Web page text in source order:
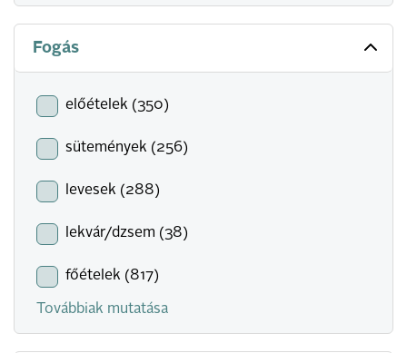
Fogás
előételek (350)
sütemények (256)
levesek (288)
lekvár/dzsem (38)
főételek (817)
Továbbiak mutatása